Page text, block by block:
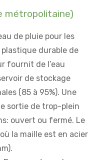
métropolitaine)
de pluie pour les
durable de
fournit de l’eau
de stockage
(85 à 95%). Une
sortie de trop-plein
ouvert ou fermé. Le
la maille est en acier